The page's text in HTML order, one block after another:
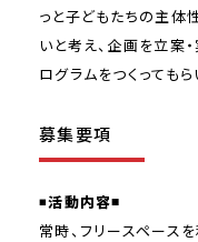
っと子どもたちの主体
いと考え、企画を立案
ログラムをつくっても
募集要項
◾️活動内容◾️
常時、フリースペース